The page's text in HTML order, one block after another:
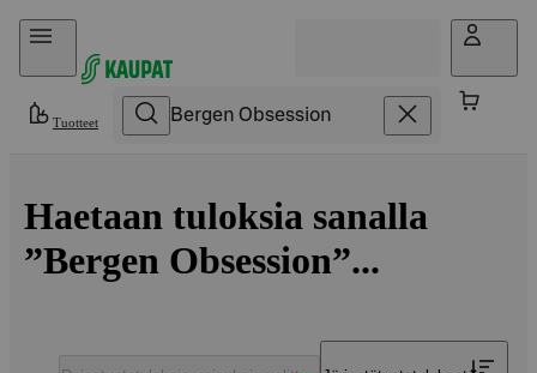
Hyppää sisältöön
Tuotteet
Haetaan tuloksia sanalla
”Bergen Obsession”...